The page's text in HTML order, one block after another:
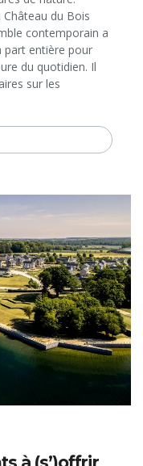
du Bois
contemporain a
part entière pour
du quotidien. Il
sur les